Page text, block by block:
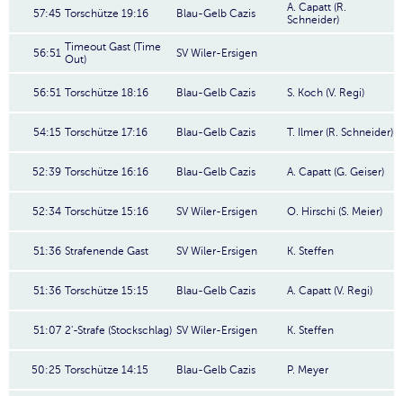
57:45 Torschütze 19:16 Blau-Gelb Cazis
A. Capatt (R.
Schneider)
56:51 Timeout Gast (Time
Out)
SV Wiler-Ersigen
56:51 Torschütze 18:16 Blau-Gelb Cazis S. Koch (V. Regi)
54:15 Torschütze 17:16 Blau-Gelb Cazis T. Ilmer (R. Schneider)
52:39 Torschütze 16:16 Blau-Gelb Cazis A. Capatt (G. Geiser)
52:34 Torschütze 15:16 SV Wiler-Ersigen O. Hirschi (S. Meier)
51:36 Strafenende Gast SV Wiler-Ersigen K. Steffen
51:36 Torschütze 15:15 Blau-Gelb Cazis A. Capatt (V. Regi)
51:07 2'-Strafe (Stockschlag) SV Wiler-Ersigen K. Steffen
50:25 Torschütze 14:15 Blau-Gelb Cazis P. Meyer